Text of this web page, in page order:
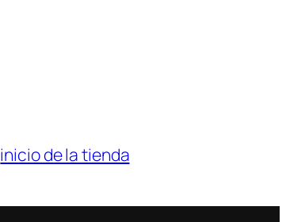
inicio de la tienda